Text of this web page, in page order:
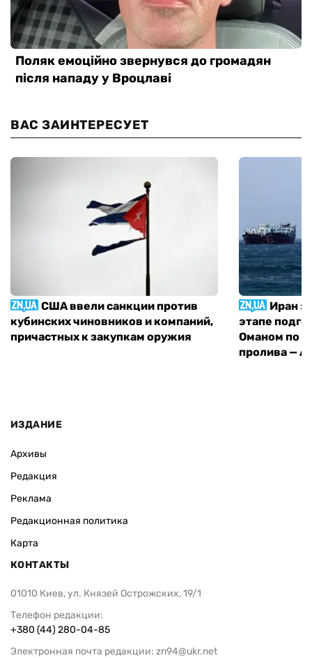
ВАС ЗАИНТЕРЕСУЕТ
США ввели санкции против
кубинских чиновников и компаний,
причастных к закупкам оружия
Иран
этапе
Оманом по
пролива —
ИЗДАНИЕ
Архивы
Редакция
Реклама
Редакционная политика
Карта
КОНТАКТЫ
01010 Киев, ул. Князей Острожских, 19/1
Телефон редакции:
+380 (44) 280-04-85
Электронная почта редакции: zn94@ukr.net